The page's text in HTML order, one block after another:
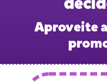
Aproveite